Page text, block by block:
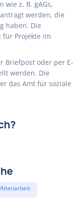
wie z. B. gAGs,
werden, die
haben. Die
für Projekte im
Briefpost oder per E-
werden. Die
das Amt für soziale